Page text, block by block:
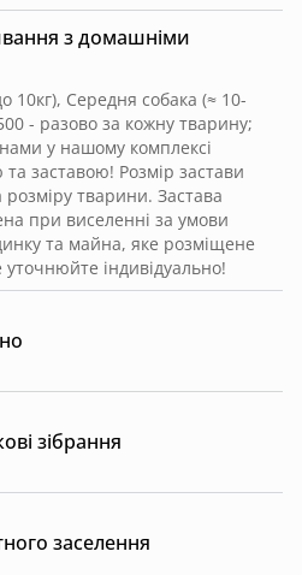
з домашніми
10кг), Середня собака (≈ 10-
- разово за кожну тварину;
у нашому комплексі
заставою! Розмір застави
розміру тварини. Застава
при виселенні за умови
та майна, яке розміщене
індивідуально!
зібрання
заселення